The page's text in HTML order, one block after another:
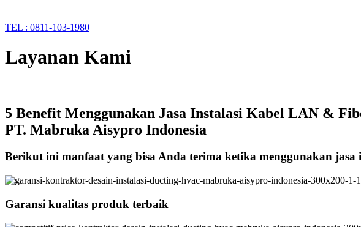
TEL : 0811-103-1980
Layanan Kami
5 Benefit Menggunakan Jasa Instalasi Kabel LAN &
PT. Mabruka Aisypro Indonesia
Berikut ini manfaat yang bisa Anda terima ketika menggunakan
Garansi kualitas produk terbaik